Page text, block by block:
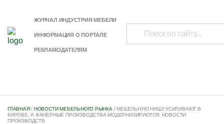
ЖУРНАЛ ИНДУСТРИЯ МЕБЕЛИ
ИНФОРМАЦИЯ О ПОРТАЛЕ
РЕКЛАМОДАТЕЛЯМ
ГЛАВНАЯ/ НОВОСТИ МЕБЕЛЬНОГО РЫНКА / МЕБЕЛЬНУЮ НИШУ УСИЛИВАЮТ В
КИРОВЕ, А ФАНЕРНЫЕ ПРОИЗВОДСТВА МОДЕРНИЗИРУЮТСЯ: НОВОСТИ
ПРОИЗВОДСТВ